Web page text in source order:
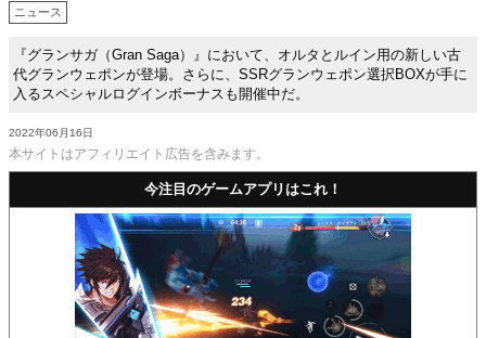
ニュース
『グランサガ（Gran Saga）』において、オルタとルイン用の新しい古
代グランウェポンが登場。さらに、SSRグランウェポン選択BOXが手に
入るスペシャルログインボーナスも開催中だ。
2022年06月16日
本サイトはアフィリエイト広告を含みます。
今注目のゲームアプリはこれ！